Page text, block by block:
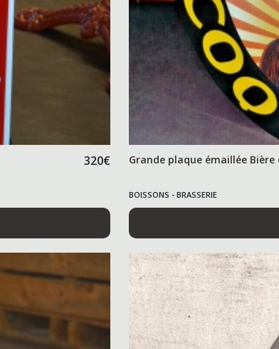
320€ Grande plaque émaillée Bière
BOISSONS - BRASSERIE